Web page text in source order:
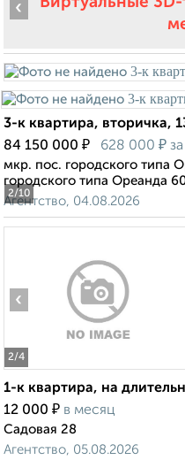
2/10
‹
3-к квартира, вторичка,
84 150 000 ₽ 628 000 ₽
мкр. пос. городского типа
городского типа Ореанда
Агентство, 04.08.2026
2/4
‹
1-к квартира, на
12 000 ₽ в месяц
Садовая 28
Агентство, 05.08.2026